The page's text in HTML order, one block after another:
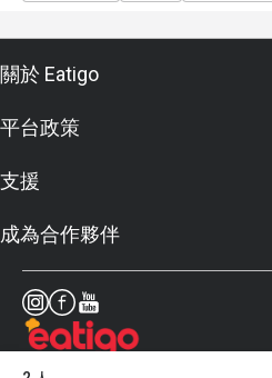
關於 Eatigo
平台政策
支援
成為合作夥伴